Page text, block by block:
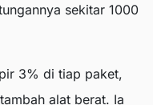
sekitar 1000
3% di tiap paket,
alat berat. Ia